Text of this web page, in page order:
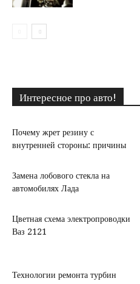
Интересное про авто!
Почему жрет резину с
внутренней стороны: причины
Замена лобового стекла на
автомобилях Лада
Цветная схема электропроводки
Ваз 2121
Технологии ремонта турбин